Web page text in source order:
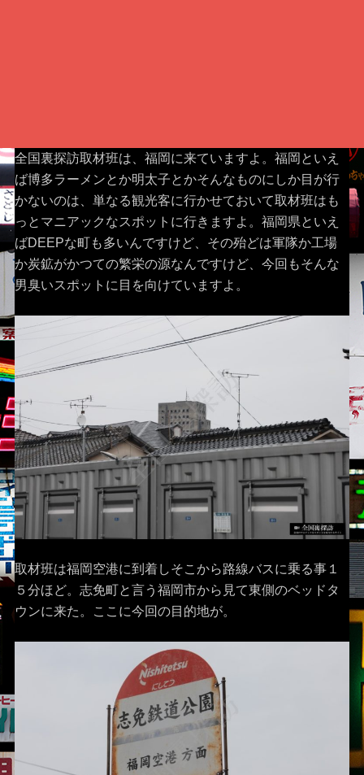
全国裏探訪取材班は、福岡に来ていますよ。福岡といえ
ば博多ラーメンとか明太子とかそんなものにしか目が行
かないのは、単なる観光客に行かせておいて取材班はも
っとマニアックなスポットに行きますよ。福岡県といえ
ばDEEPな町も多いんですけど、その殆どは軍隊か工場
か炭鉱がかつての繁栄の源なんですけど、今回もそんな
男臭いスポットに目を向けていますよ。
取材班は福岡空港に到着しそこから路線バスに乗る事１
５分ほど。志免町と言う福岡市から見て東側のベッドタ
ウンに来た。ここに今回の目的地が。